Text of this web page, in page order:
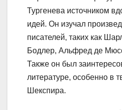
Тургенева источником
идей. Он изучал
писателей, таких как
Бодлер, Альфред де
Также он был
литературе, особенно в
Шекспира.